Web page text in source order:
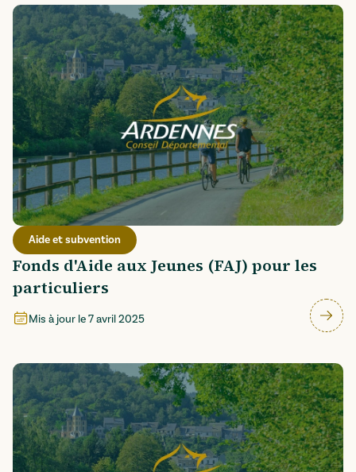
Aide et subvention
Fonds d'Aide aux Jeunes (FAJ) pour les
particuliers
Mis à jour le7 avril 2025